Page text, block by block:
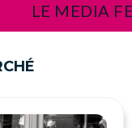
LE MEDIA